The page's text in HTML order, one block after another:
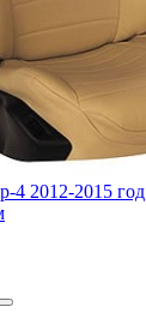
4 2012-2015